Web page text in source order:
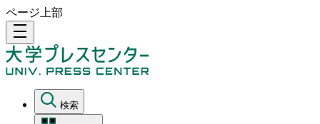
ページ上部
density_medium
検索